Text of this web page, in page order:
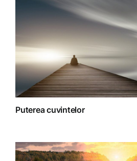
Puterea cuvintelor